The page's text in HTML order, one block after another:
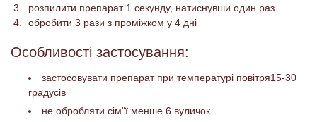
розпилити препарат 1 секунду, натиснувши один раз
обробити 3 рази з проміжком у 4 дні
Особливості застосування:
застосовувати препарат при температурі повітря15-30
градусів
не обробляти сім"ї менше 6 вуличок